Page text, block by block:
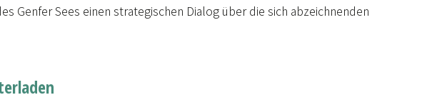
Genfer Sees einen strategischen Dialog über die sich abzeichnenden